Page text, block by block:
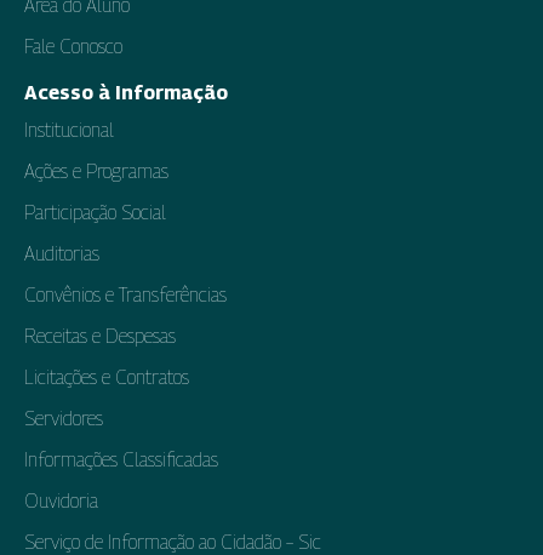
Área do Aluno
Fale Conosco
Acesso à Informação
Institucional
Ações e Programas
Participação Social
Auditorias
Convênios e Transferências
Receitas e Despesas
Licitações e Contratos
Servidores
Informações Classificadas
Ouvidoria
Serviço de Informação ao Cidadão – Sic